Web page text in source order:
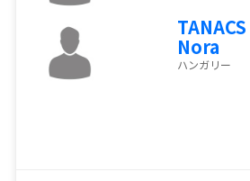
TANACS
Nora
ハンガリー